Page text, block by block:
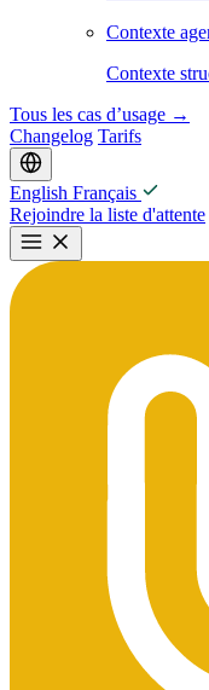
Contexte
Contexte
Tous les cas d’usage →
Changelog Tarifs
English Français
Rejoindre la liste d'attente